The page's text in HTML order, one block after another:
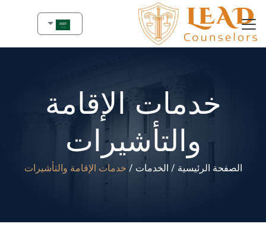
خدمات الإقامة
والتأشيرات
الصفحة الرئيسية الخدمات خدمات الإقامة والتأشيرات